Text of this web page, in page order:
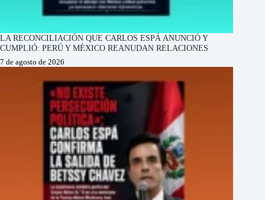
LA RECONCILIACIÓN QUE CARLOS ESPÁ ANUNCIÓ Y
CUMPLIÓ: PERÚ Y MÉXICO REANUDAN RELACIONES
7 de agosto de 2026